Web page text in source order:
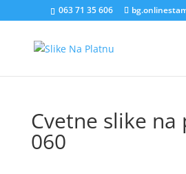
063 71 35 606
Cvetne slike na
060